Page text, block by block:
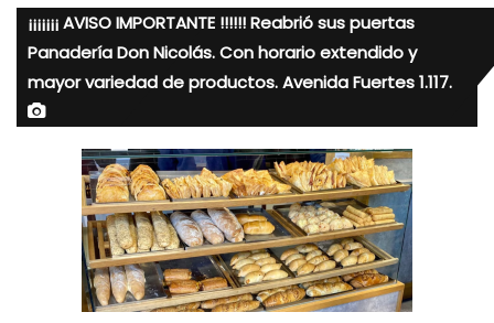
¡¡¡¡¡¡¡ AVISO IMPORTANTE !!!!!! Reabrió sus puertas
Panadería Don Nicolás. Con horario extendido y
mayor variedad de productos. Avenida Fuertes 1.117.